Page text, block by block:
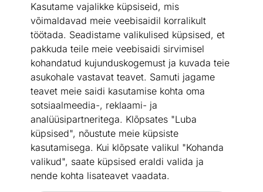
Kasutame vajalikke küpsiseid, mis
võimaldavad meie veebisaidil korralikult
töötada. Seadistame valikulised küpsised, et
pakkuda teile meie veebisaidi sirvimisel
kohandatud kujunduskogemust ja kuvada teie
asukohale vastavat teavet. Samuti jagame
teavet meie saidi kasutamise kohta oma
sotsiaalmeedia-, reklaami- ja
analüüsipartneritega. Klõpsates "Luba
küpsised", nõustute meie küpsiste
kasutamisega. Kui klõpsate valikul "Kohanda
valikud", saate küpsised eraldi valida ja
nende kohta lisateavet vaadata.
Tassid ja kruusid / Kruus Baita 300 ml, 6 tk